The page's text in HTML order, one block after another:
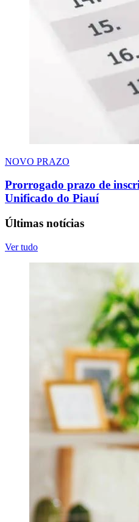
NOVO PRAZO
Prorrogado prazo de
Unificado do Piauí
Últimas notícias
Ver tudo